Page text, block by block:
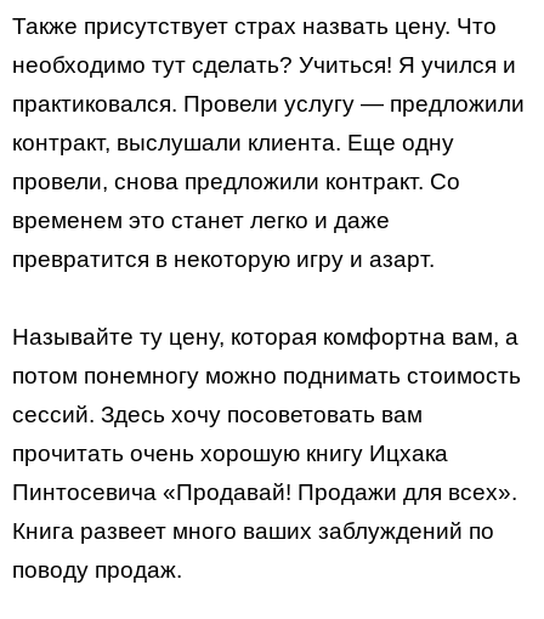
Также присутствует страх назвать цену. Что
необходимо тут сделать? Учиться! Я учился и
практиковался. Провели услугу — предложили
контракт, выслушали клиента. Еще одну
провели, снова предложили контракт. Со
временем это станет легко и даже
превратится в некоторую игру и азарт.
Называйте ту цену, которая комфортна вам, а
потом понемногу можно поднимать стоимость
сессий. Здесь хочу посоветовать вам
прочитать очень хорошую книгу Ицхака
Пинтосевича «Продавай! Продажи для всех».
Книга развеет много ваших заблуждений по
поводу продаж.